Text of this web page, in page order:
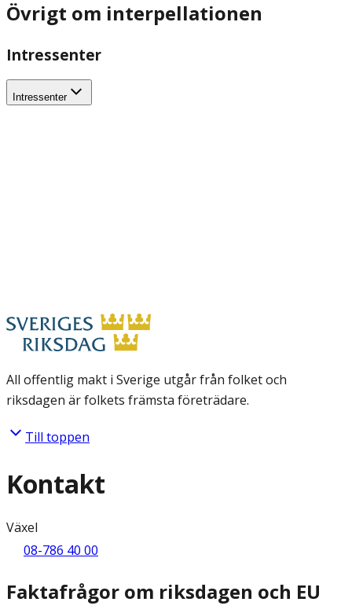
Övrigt om interpellationen
Intressenter
Intressenter
All offentlig makt i Sverige utgår från folket och
riksdagen är folkets främsta företrädare.
Till toppen
Kontakt
Växel
08-786 40 00
Faktafrågor om riksdagen och EU